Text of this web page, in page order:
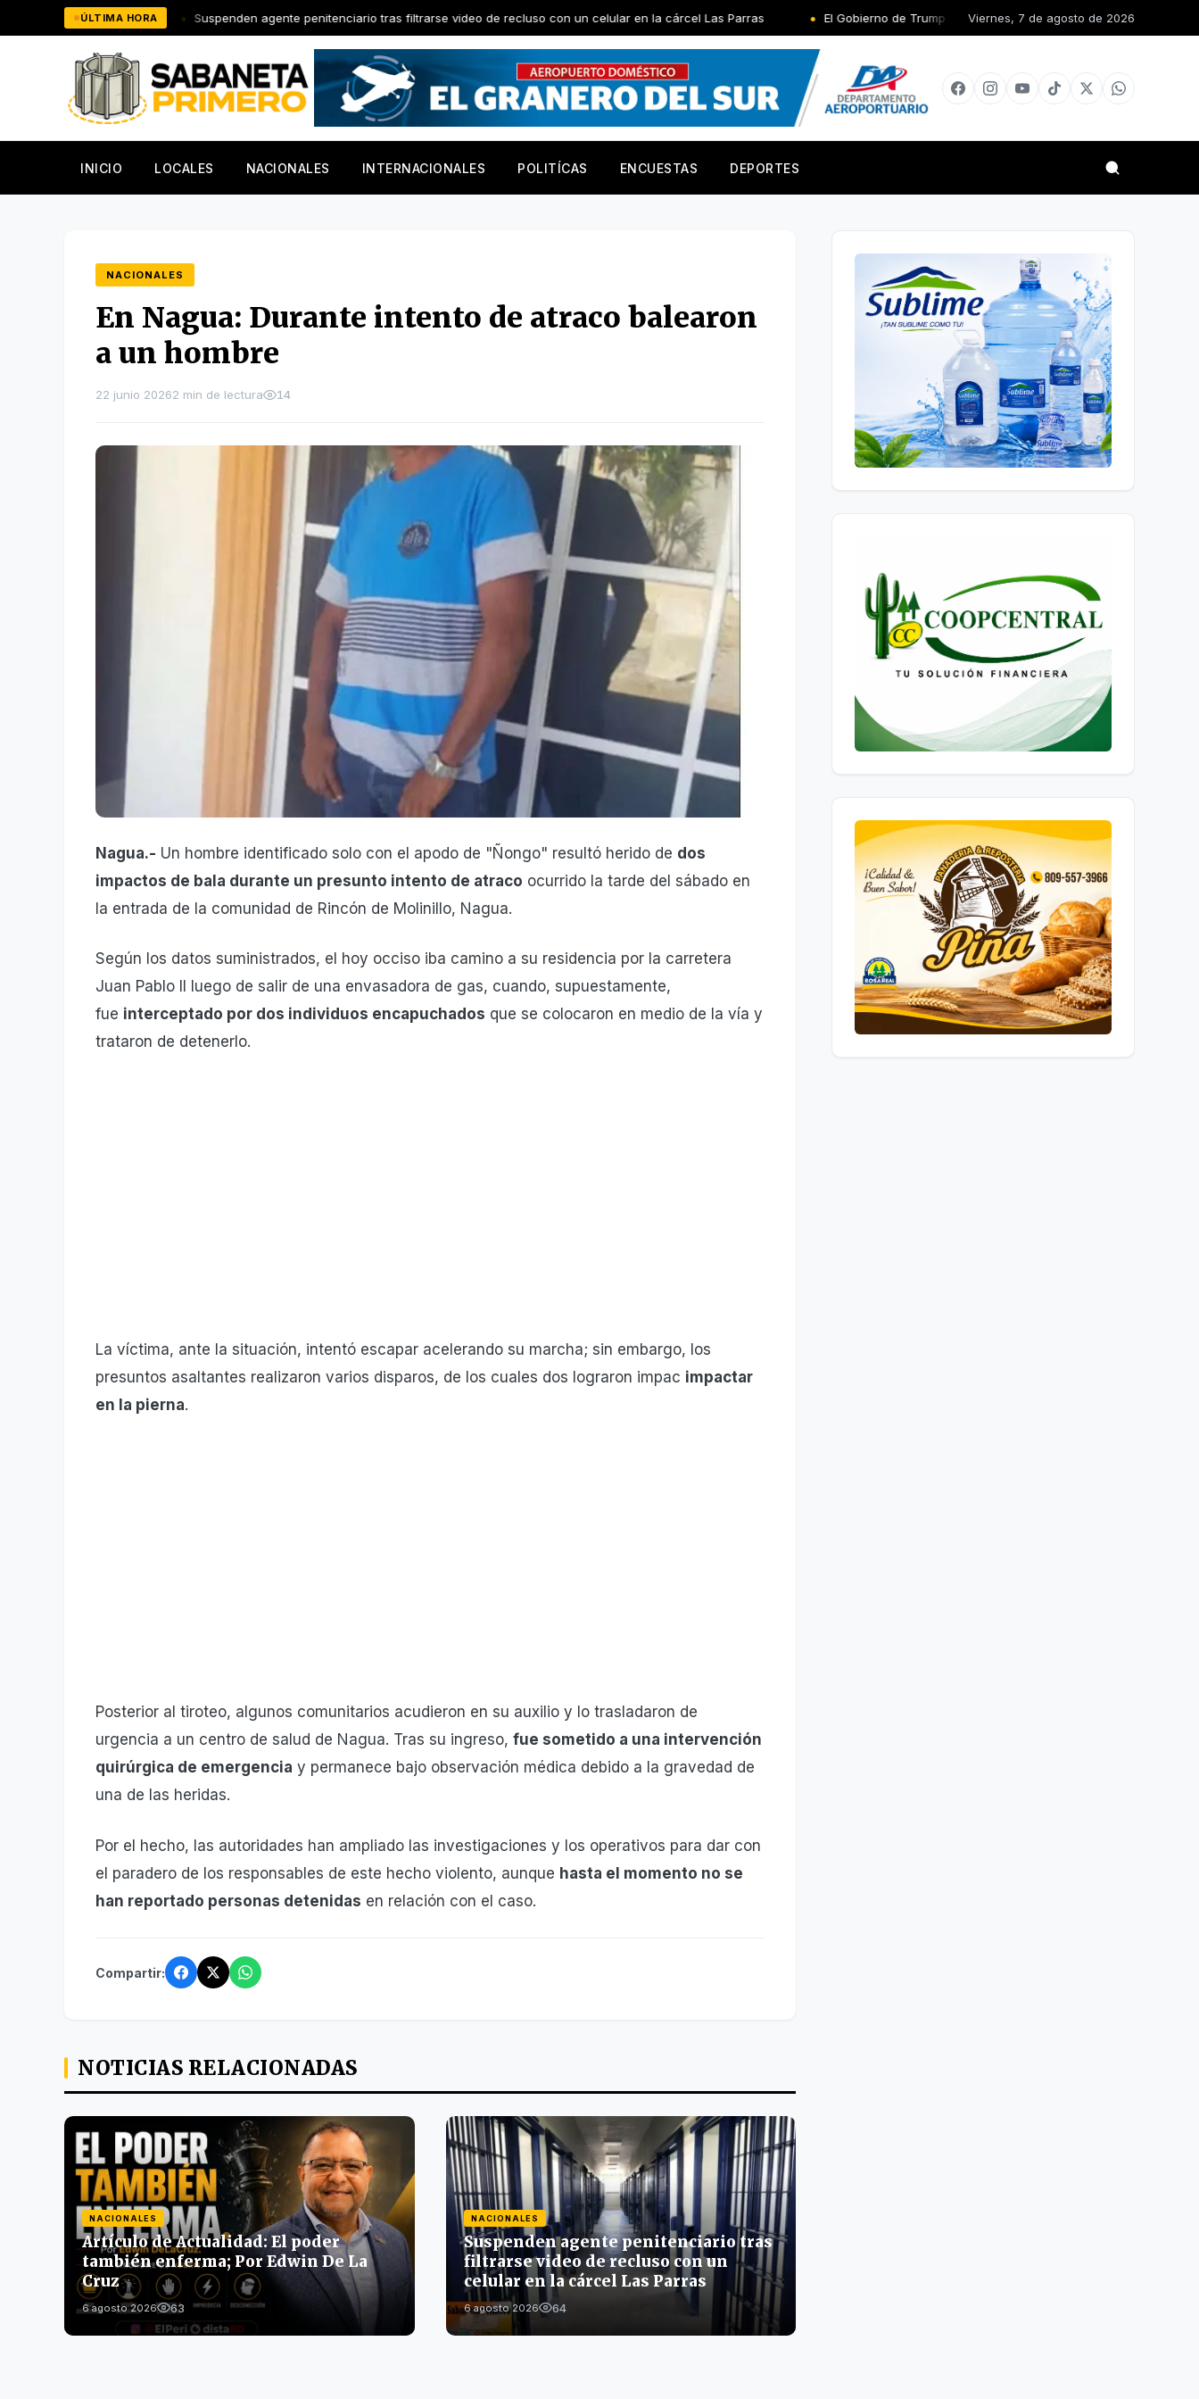
al
ÚLTIMA HORA
Suspenden agente penitenciario tras filtrarse video de recluso con un celular en la cárcel Las Parras El Gobierno de Trump califica de «oportunidad única» el diálogo en Venezuela
Viernes, 7 de agosto de 2026
INICIO LOCALES NACIONALES INTERNACIONALES POLITÍCAS ENCUESTAS DEPORTES
NACIONALES
En Nagua: Durante intento de atraco balearon
a un hombre
22 junio 20262 min de lectura 14
Nagua.- Un hombre identificado solo con el apodo de "Ñongo" resultó herido de dos
impactos de bala durante un presunto intento de atraco ocurrido la tarde del sábado en
la entrada de la comunidad de Rincón de Molinillo, Nagua.
Según los datos suministrados, el hoy occiso iba camino a su residencia por la carretera
Juan Pablo II luego de salir de una envasadora de gas, cuando, supuestamente,
fue interceptado por dos individuos encapuchados que se colocaron en medio de la vía y
trataron de detenerlo.
La víctima, ante la situación, intentó escapar acelerando su marcha; sin embargo, los
presuntos asaltantes realizaron varios disparos, de los cuales dos lograron impac impactar
en la pierna.
Posterior al tiroteo, algunos comunitarios acudieron en su auxilio y lo trasladaron de
urgencia a un centro de salud de Nagua. Tras su ingreso, fue sometido a una intervención
quirúrgica de emergencia y permanece bajo observación médica debido a la gravedad de
una de las heridas.
Por el hecho, las autoridades han ampliado las investigaciones y los operativos para dar con
el paradero de los responsables de este hecho violento, aunque hasta el momento no se
han reportado personas detenidas en relación con el caso.
Compartir:
NOTICIAS RELACIONADAS
NACIONALES
Artículo de Actualidad: El poder
también enferma; Por Edwin De La
Cruz
6 agosto 2026 63
NACIONALES
Suspenden agente penitenciario tras
filtrarse video de recluso con un
celular en la cárcel Las Parras
6 agosto 2026 64